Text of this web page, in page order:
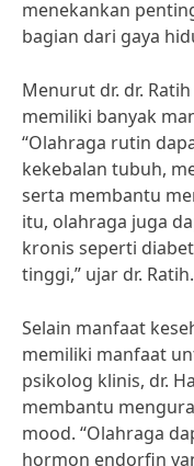
menekankan
bagian dari gaya
Menurut dr. dr.
memiliki banyak
“Olahraga rutin
kekebalan tubuh,
serta membantu
itu, olahraga juga
kronis seperti
tinggi,” ujar dr. Ratih.
Selain manfaat
memiliki manfaat
psikolog klinis, dr.
membantu
mood. “Olahraga
hormon endorfin